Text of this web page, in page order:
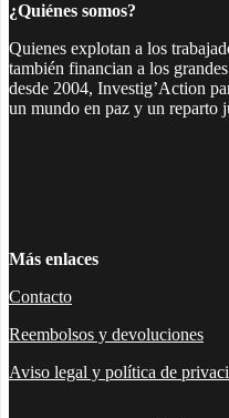
¿Quiénes somos?
Quienes explotan a los
también financian a los
desde 2004, Investig’Action
un mundo en paz y un reparto
Más enlaces
Contacto
Reembolsos y devoluciones
Aviso legal y política de